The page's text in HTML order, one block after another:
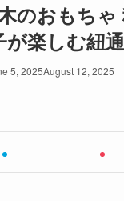
のおもち
が楽しむ紐
5, 2025August 12, 2025